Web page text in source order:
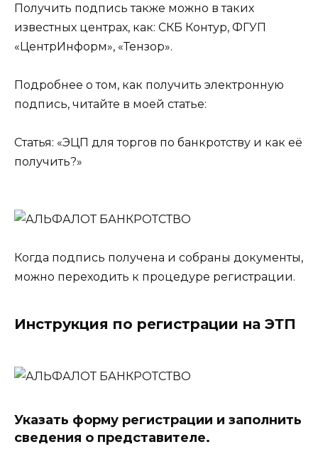
Получить подпись также можно в таких
известных центрах, как: СКБ Контур, ФГУП
«ЦентрИнформ», «Тензор».
Подробнее о том, как получить электронную
подпись, читайте в моей статье:
Статья: «ЭЦП для торгов по банкротству и как её
получить?»
Когда подпись получена и собраны документы,
можно переходить к процедуре регистрации.
Инструкция по регистрации на ЭТП
Указать форму регистрации и заполнить
сведения о представителе.